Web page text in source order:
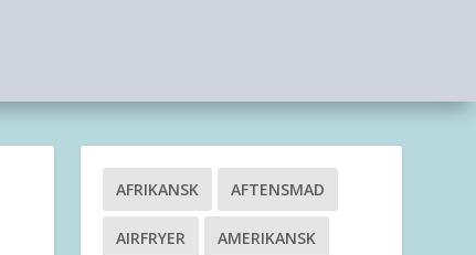
AFRIKANSK AFTENSMAD
AIRFRYER AMERIKANSK